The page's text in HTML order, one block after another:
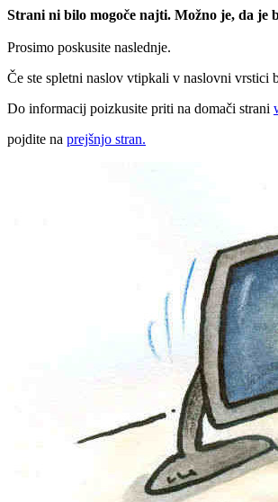
Strani ni bilo mogoče najti. Možno je, da je
Prosimo poskusite naslednje.
Če ste spletni naslov vtipkali v naslovni vrstici
Do informacij poizkusite priti na domači strani
pojdite na prejšnjo stran.